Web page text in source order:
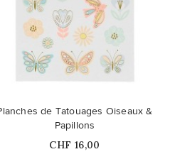
produit n'est plus disponible en
stock
de Tatouages Oiseaux &
Papillons
Prix
CHF 16,00